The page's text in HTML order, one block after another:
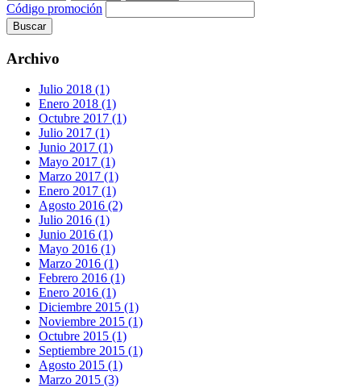
Código promoción
Buscar
Archivo
Julio 2018 (1)
Enero 2018 (1)
Octubre 2017 (1)
Julio 2017 (1)
Junio 2017 (1)
Mayo 2017 (1)
Marzo 2017 (1)
Enero 2017 (1)
Agosto 2016 (2)
Julio 2016 (1)
Junio 2016 (1)
Mayo 2016 (1)
Marzo 2016 (1)
Febrero 2016 (1)
Enero 2016 (1)
Diciembre 2015 (1)
Noviembre 2015 (1)
Octubre 2015 (1)
Septiembre 2015 (1)
Agosto 2015 (1)
Marzo 2015 (3)